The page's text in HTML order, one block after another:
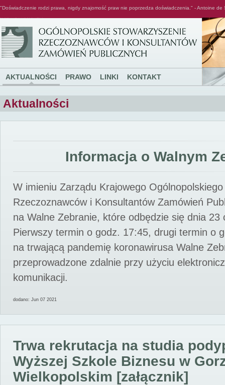
"Doświadczenie rodzi prawa, nigdy znajomość praw nie poprzedza doświadczenia." - Antoine de
AKTUALNOŚCI PRAWO LINKI KONTAKT
Aktualności
Informacja o Walnym
W imieniu Zarządu Krajowego
Rzeczoznawców i Konsultantów Zamówień
na Walne Zebranie, które odbędzie się dnia 23
Pierwszy termin o godz. 17:45, drugi termin o
na trwającą pandemię koronawirusa Walne
przeprowadzone zdalnie przy użyciu
komunikacji.
dodano: Jun 07 2021
Trwa rekrutacja na studia
Wyższej Szkole Biznesu w
Wielkopolskim [załącznik]